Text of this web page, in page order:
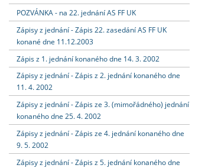
POZVÁNKA - na 22. jednání AS FF UK
Zápisy z jednání - Zápis 22. zasedání AS FF UK
konané dne 11.12.2003
Zápis z 1. jednání konaného dne 14. 3. 2002
Zápisy z jednání - Zápis z 2. jednání konaného dne
11. 4. 2002
Zápisy z jednání - Zápis ze 3. (mimořádného) jednání
konaného dne 25. 4. 2002
Zápisy z jednání - Zápis ze 4. jednání konaného dne
9. 5. 2002
Zápisy z jednání - Zápis z 5. jednání konaného dne